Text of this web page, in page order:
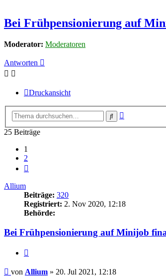
Bei Frühpensionierung auf
Moderator: Moderatoren
Antworten
Druckansicht
Suche
25 Beiträge
1
2
Allium
Beiträge: 320
Registriert: 2. Nov 2020, 12:18
Behörde:
Bei Frühpensionierung auf Minijob
Beitrag
von Allium » 20. Jul 2021, 12:18